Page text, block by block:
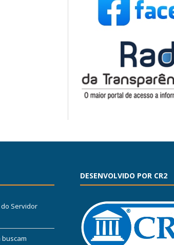
Servidor
DESENVOLVIDO POR CR2